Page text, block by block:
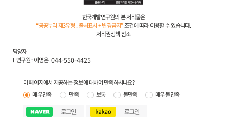
한국개발연구원의 본 저작물은
“공공누리 제3유형 : 출처표시 + 변경금지”조건에 따라 이용할 수 있습니다.
저작권정책 참조
담당자
연구원 이영은 044-550-4425
이 페이지에서 제공하는 정보에 대하여 만족하시나요?
매우만족
만족 보통 불만족 매우 불만족
로그인 로그인